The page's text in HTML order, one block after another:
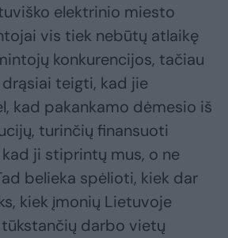
elektrinio miesto
vis tiek nebūtų atlaikę
konkurencijos, tačiau
teigti, kad jie
kad pakankamo dėmesio iš
turinčių finansuoti
kad ji stiprintų mus, o ne
belieka spėlioti, kiek dar
kiek įmonių Lietuvoje
tūkstančių darbo vietų